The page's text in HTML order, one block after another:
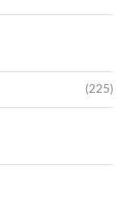
(225)